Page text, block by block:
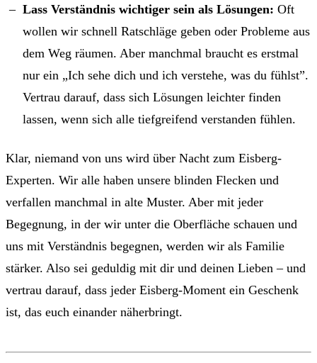
Lass Verständnis wichtiger sein als Lösungen: Oft
wollen wir schnell Ratschläge geben oder Probleme aus
dem Weg räumen. Aber manchmal braucht es erstmal
nur ein „Ich sehe dich und ich verstehe, was du fühlst”.
Vertrau darauf, dass sich Lösungen leichter finden
lassen, wenn sich alle tiefgreifend verstanden fühlen.
Klar, niemand von uns wird über Nacht zum Eisberg-
Experten. Wir alle haben unsere blinden Flecken und
verfallen manchmal in alte Muster. Aber mit jeder
Begegnung, in der wir unter die Oberfläche schauen und
uns mit Verständnis begegnen, werden wir als Familie
stärker. Also sei geduldig mit dir und deinen Lieben – und
vertrau darauf, dass jeder Eisberg-Moment ein Geschenk
ist, das euch einander näherbringt.